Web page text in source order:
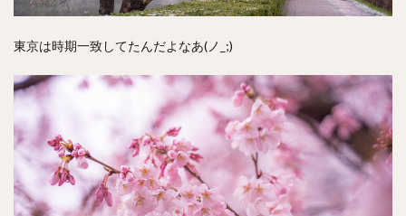
東京は時期一致してたんだよなあ(ノ_;)